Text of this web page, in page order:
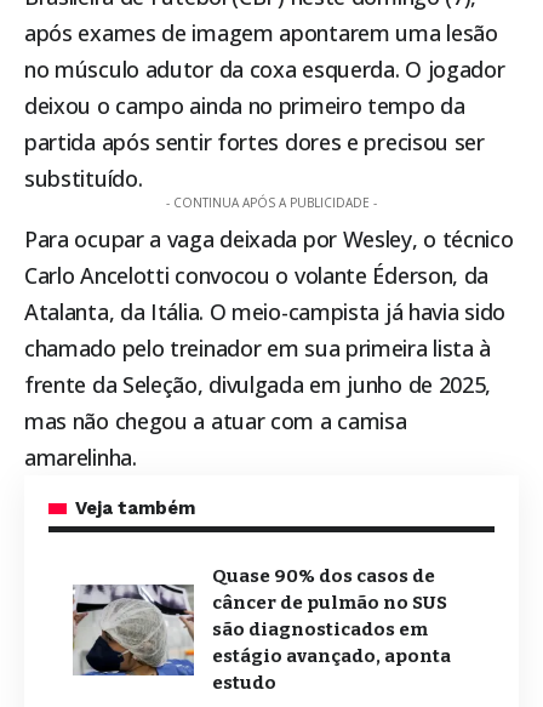
após exames de imagem apontarem uma lesão
no músculo adutor da coxa esquerda. O jogador
deixou o campo ainda no primeiro tempo da
partida após sentir fortes dores e precisou ser
substituído.
- CONTINUA APÓS A PUBLICIDADE -
Para ocupar a vaga deixada por Wesley, o técnico
Carlo Ancelotti convocou o volante Éderson, da
Atalanta, da Itália. O meio-campista já havia sido
chamado pelo treinador em sua primeira lista à
frente da Seleção, divulgada em junho de 2025,
mas não chegou a atuar com a camisa
amarelinha.
Veja também
Quase 90% dos casos de
câncer de pulmão no SUS
são diagnosticados em
estágio avançado, aponta
estudo